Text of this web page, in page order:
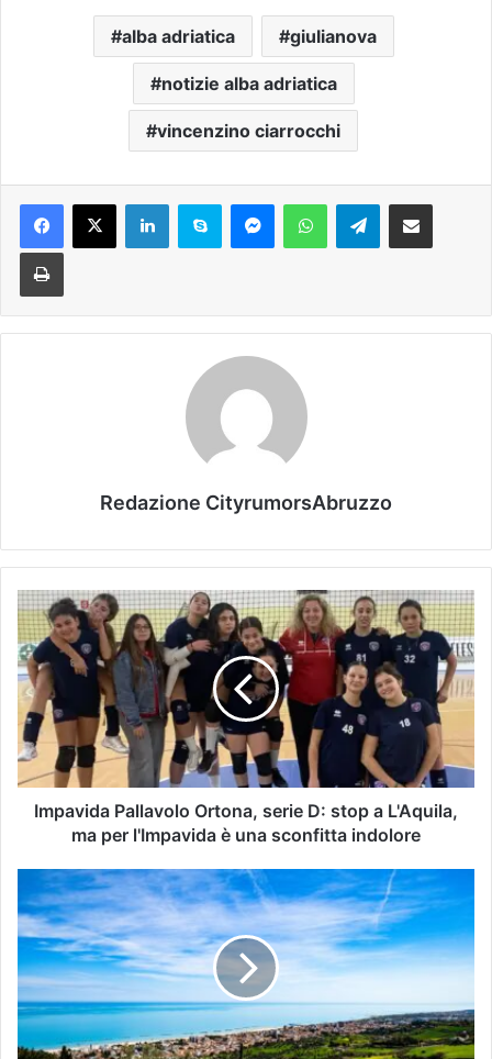
alba adriatica giulianova
notizie alba adriatica
vincenzino ciarrocchi
Telegram
Redazione CityrumorsAbruzzo
Impavida Pallavolo Ortona, serie D: stop a L'Aquila,
ma per l'Impavida è una sconfitta indolore